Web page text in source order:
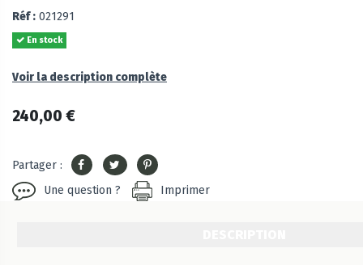
Réf : 021291
En stock
Voir la description complète
240,00 €
Partager :
Une question ?
Imprimer